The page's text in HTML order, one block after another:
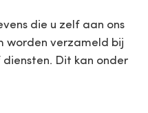
die u zelf aan ons
worden verzameld bij
Dit kan onder